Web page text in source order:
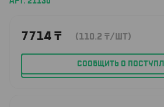
7714 ₸ (110.2 ₸/ШТ)
СООБЩИТЬ О